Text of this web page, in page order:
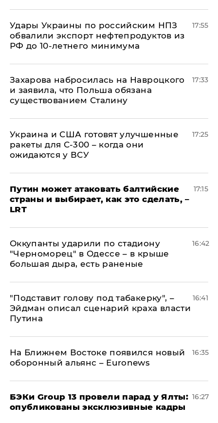
Удары Украины по российским НПЗ
обвалили экспорт нефтепродуктов из
РФ до 10-летнего минимума
17:55
​Захарова набросилась на Навроцкого
и заявила, что Польша обязана
существованием Сталину
17:33
Украина и США готовят улучшенные
ракеты для С-300 – когда они
ожидаются у ВСУ
17:25
Путин может атаковать балтийские
страны и выбирает, как это сделать, –
LRT
17:15
Оккупанты ударили по стадиону
"Черноморец" в Одессе – в крыше
большая дыра, есть раненые
16:42
​"Подставит голову под табакерку", –
Эйдман описал сценарий краха власти
Путина
16:41
На Ближнем Востоке появился новый
оборонный альянс – Euronews
16:35
​БЭКи Group 13 провели парад у Ялты:
опубликованы эксклюзивные кадры
16:27